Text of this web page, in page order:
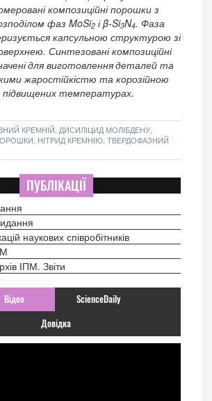
композиційні порошки з
фаз MoSi2 і β-Si3N4. Фаза
капсульною структурою зі
Синтезовані композиційні
для виготовленнядеталей та
жаростійкістю та корозійною
підвищених температурах.
КРЕМНІЙ, ДИСИЛІЦИД МОЛІБДЕНУ,
НІТРИД КРЕМНІЮ, ТВЕРДОФАЗНИЙ
ПУБЛІКАЦІЇ
наукових співробітників
ІПМ. Звіти
Відео ScienceDaily
Довідка